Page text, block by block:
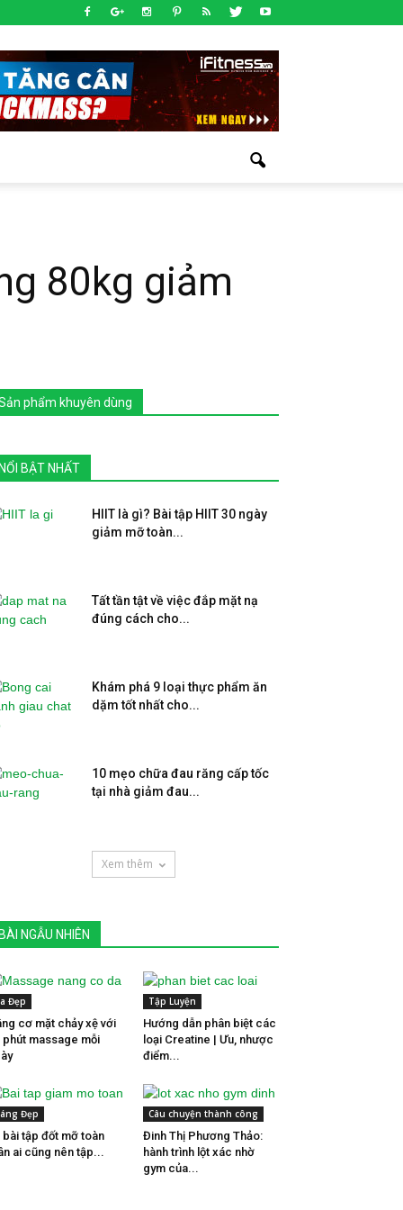
80kg giảm
phẩm khuyên dùng
NỔI BẬT NHẤT
HIIT là gì? Bài tập HIIT 30 ngày
giảm mỡ toàn...
Tất tần tật về việc đắp mặt nạ
đúng cách cho...
Khám phá 9 loại thực phẩm ăn
dặm tốt nhất cho...
10 mẹo chữa đau răng cấp tốc
tại nhà giảm đau...
Xem thêm
BÀI NGẪU NHIÊN
Đẹp
cơ mặt chảy xệ với
phút massage mỗi
Tập Luyện
Hướng dẫn phân biệt các
loại Creatine | Ưu, nhược
điểm...
Đẹp
bài tập đốt mỡ toàn
ai cũng nên tập...
Câu chuyện thành công
Đinh Thị Phương Thảo:
hành trình lột xác nhờ
gym của...